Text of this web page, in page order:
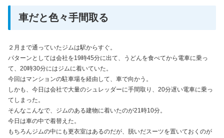
車だと色々手間取る
２月まで通っていたジムは駅からすぐ。
パターンとしては会社を19時45分に出て、うどんを食べてから電車に乗っ
て、20時30分にはジムに着いていた。
今回はマンションの駐車場を経由して、車で向かう。
しかも、今日は会社で大量のシュレッダーに手間取り、20分遅い電車に乗っ
てしまった。
そんなこんなで、ジムのある建物に着いたのが21時10分。
今日は車の中で着替えた。
もちろんジムの中にも更衣室はあるのだが、脱いだスーツを置いておくのが